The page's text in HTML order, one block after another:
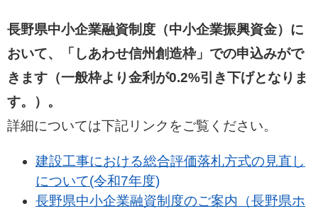
長野県中小企業融資制度（中小企業振興資金）に
おいて、「しあわせ信州創造枠」での申込みがで
きます（一般枠より金利が0.2%引き下げとなりま
す。）。
詳細については下記リンクをご覧ください。
建設工事における総合評価落札方式の見直し
について(令和7年度)
長野県中小企業融資制度のご案内（長野県ホ